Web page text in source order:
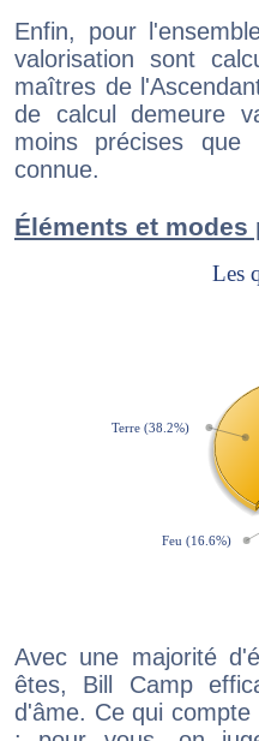
Enfin, pour
valorisation sont
maîtres de
de calcul demeure
moins précises que
connue.
Éléments et modes
Avec une majorité
êtes, Bill Camp
d'âme. Ce qui